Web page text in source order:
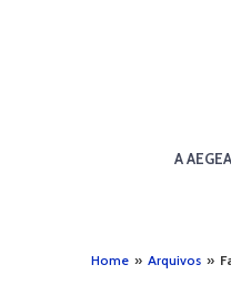
A AEGEA
Home » Arquivos »